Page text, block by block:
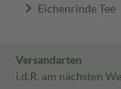
Eichenrinde Tee
Versandarten
i.d.R. am nächsten